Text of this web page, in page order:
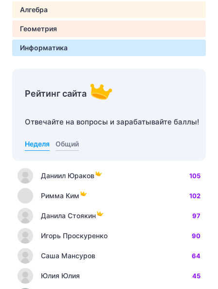
Алгебра
Геометрия
Информатика
Рейтинг сайта
Отвечайте на вопросы и зарабатывайте баллы!
Неделя Общий
Даниил Юраков 105
Римма Ким 102
Данила Стоякин 97
Игорь Проскуренко 90
Саша Мансуров 64
Юлия Юлия 45